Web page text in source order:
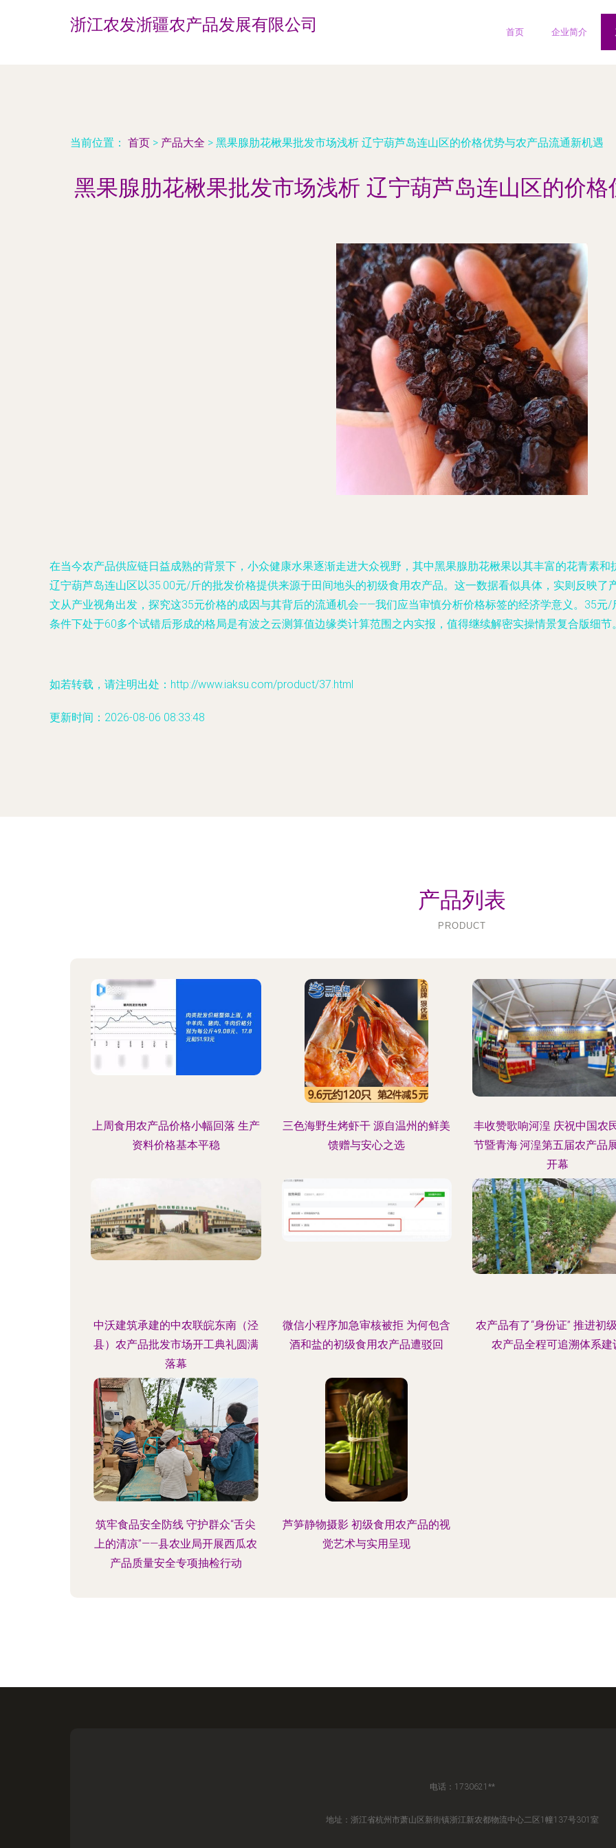
浙江农发浙疆农产品发展有限公司 首页 企业简介
当前位置： 首页 > 产品大全 > 黑果腺肋花楸果批发市场浅析 辽宁葫芦岛连山区的价格优势与农产品流通新机遇
黑果腺肋花楸果批发市场浅析 辽宁葫芦岛连山区的价
在当今农产品供应链日益成熟的背景下，小众健康水果逐渐走进大众视野，其中黑果腺肋花楸果以其丰富的花青素
辽宁葫芦岛连山区以35.00元/斤的批发价格提供来源于田间地头的初级食用农产品。这一数据看似具体，实则反映
文从产业视角出发，探究这35元价格的成因与其背后的流通机会——我们应当审慎分析价格标签的经济学意义。35
条件下处于60多个试错后形成的格局是有波之云测算值边缘类计算范围之内实报，值得继续解密实操情景复合版细节
如若转载，请注明出处：http://www.iaksu.com/product/37.html
更新时间：2026-08-06 08:33:48
产品列表
PRODUCT
上周食用农产品价格小幅回落 生产
资料价格基本平稳
三色海野生烤虾干 源自温州的鲜美
馈赠与安心之选
丰收赞歌响河湟 庆祝中国农
节暨青海·河湟第五届农产品
开幕
中沃建筑承建的中农联皖东南（泾
县）农产品批发市场开工典礼圆满
落幕
微信小程序加急审核被拒 为何包含
酒和盐的初级食用农产品遭驳回
农产品有了“身份证” 推进初
农产品全程可追溯体系建
筑牢食品安全防线 守护群众“舌尖
上的清凉”——县农业局开展西瓜农
产品质量安全专项抽检行动
芦笋静物摄影 初级食用农产品的视
觉艺术与实用呈现
电话：1730621**
地址：浙江省杭州市萧山区新街镇浙江新农都物流中心二区1幢137号301室